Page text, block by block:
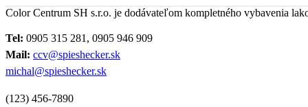
Color Centrum SH s.r.o. je dodávateľom kompletného vybavenia
Tel: 0905 315 281, 0905 946 909
Mail: ccv@spieshecker.sk
michal@spieshecker.sk
(123) 456-7890